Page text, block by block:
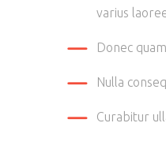
varius
Donec
Nulla
Curabitur